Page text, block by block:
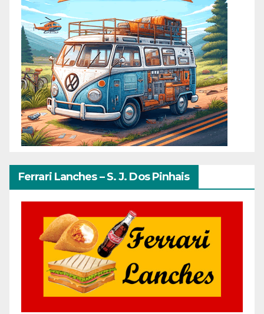
Ferrari Lanches – S. J. Dos Pinhais